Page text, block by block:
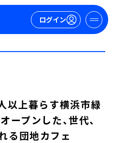
ログイン
以上暮らす横浜市緑
ープンした、世代、
る団地カフェ